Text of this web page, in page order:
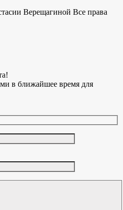
Верещагиной Все права
в ближайшее время для